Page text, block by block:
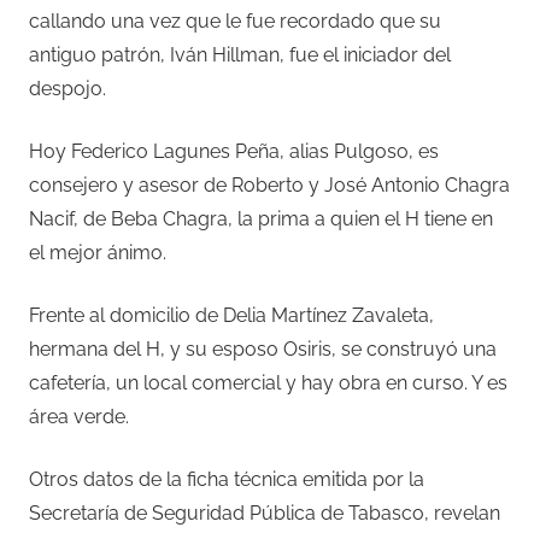
callando una vez que le fue recordado que su
antiguo patrón, Iván Hillman, fue el iniciador del
despojo.
Hoy Federico Lagunes Peña, alias Pulgoso, es
consejero y asesor de Roberto y José Antonio Chagra
Nacif, de Beba Chagra, la prima a quien el H tiene en
el mejor ánimo.
Frente al domicilio de Delia Martínez Zavaleta,
hermana del H, y su esposo Osiris, se construyó una
cafetería, un local comercial y hay obra en curso. Y es
área verde.
Otros datos de la ficha técnica emitida por la
Secretaría de Seguridad Pública de Tabasco, revelan